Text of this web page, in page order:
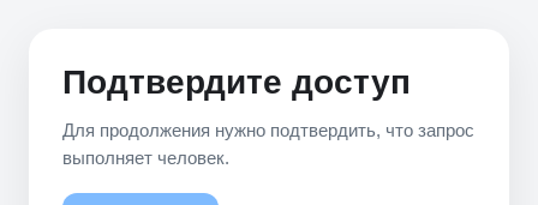
Подтвердите доступ
Для продолжения нужно подтвердить, что запрос
выполняет человек.